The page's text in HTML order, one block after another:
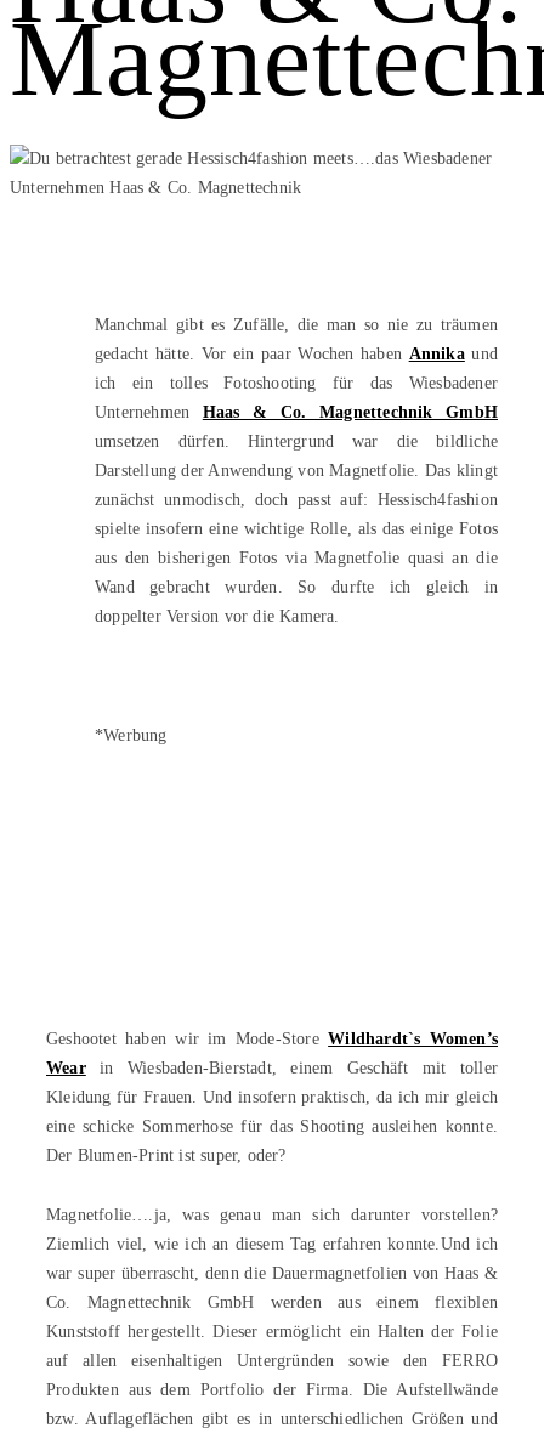
Manchmal gibt es Zufälle, die man so nie zu träumen
gedacht hätte. Vor ein paar Wochen haben Annikaund
ich ein tolles Fotoshooting für das Wiesbadener
Unternehmen Haas & Co. Magnettechnik GmbH
umsetzen dürfen. Hintergrund war die bildliche
Darstellung der Anwendung von Magnetfolie. Das klingt
zunächst unmodisch, doch passt auf: Hessisch4fashion
spielte insofern eine wichtige Rolle, als das einige Fotos
aus den bisherigen Fotos via Magnetfolie quasi an die
Wand gebracht wurden. So durfte ich gleich in
doppelter Version vor die Kamera.
*Werbung
Geshootet haben wir im Mode-StoreWildhardt`s Women’s
Wearin Wiesbaden-Bierstadt, einem Geschäft mit toller
Kleidung für Frauen. Und insofern praktisch, da ich mir gleich
eine schicke Sommerhose für das Shooting ausleihen konnte.
Der Blumen-Print ist super, oder?
Magnetfolie….ja, was genau man sich darunter vorstellen?
Ziemlich viel, wie ich an diesem Tag erfahren konnte.Und ich
war super überrascht, denn die Dauermagnetfolien von Haas &
Co. Magnettechnik GmbH werden aus einem flexiblen
Kunststoff hergestellt. Dieser ermöglicht ein Halten der Folie
auf allen eisenhaltigen Untergründen sowie den FERRO
Produkten aus dem Portfolio der Firma. Die Aufstellwände
bzw. Auflageflächen gibt es in unterschiedlichen Größen und